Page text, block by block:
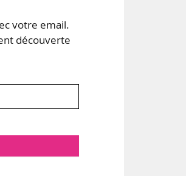
votre email.
découverte